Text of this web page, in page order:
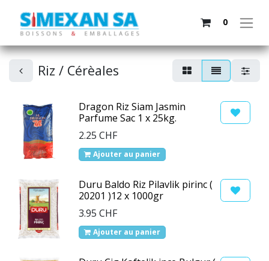
0
Riz / Cérèales
Dragon Riz Siam Jasmin
Parfume Sac 1 x 25kg.
2.25 CHF
Ajouter au panier
Duru Baldo Riz Pilavlik pirinc (
20201 )12 x 1000gr
3.95 CHF
Ajouter au panier